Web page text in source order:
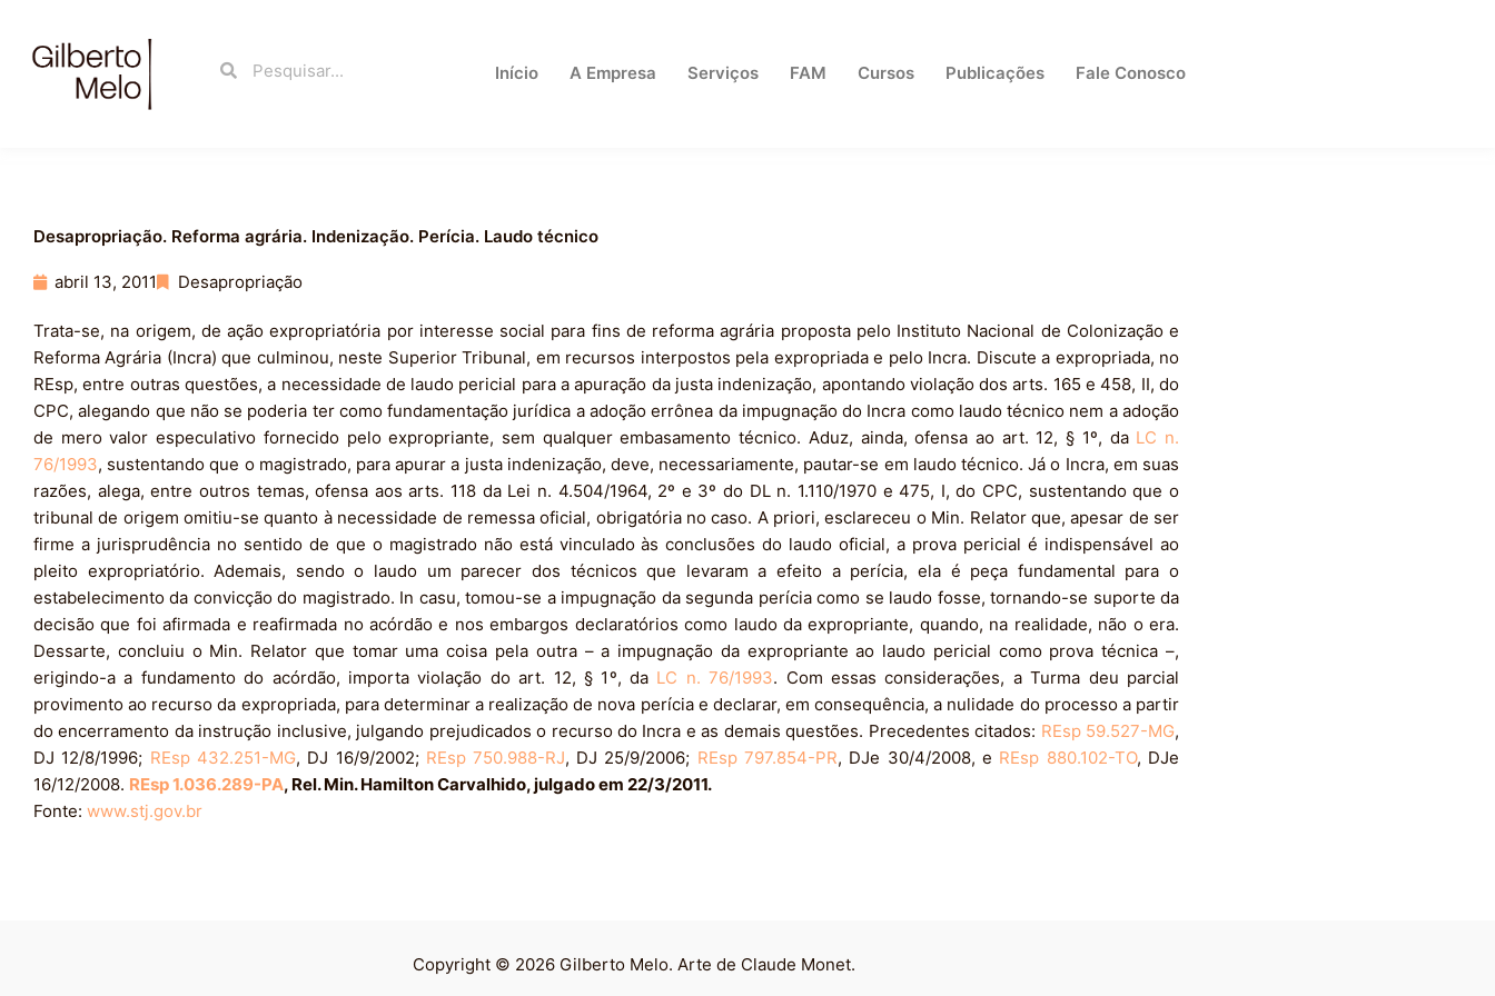
SearchSearch
Início A Empresa Serviços FAM Cursos Publicações Fale Conosco
Desapropriação. Reforma agrária. Indenização. Perícia. Laudo técnico
abril 13, 2011 Desapropriação
Trata-se, na origem, de ação expropriatória por interesse social para fins de reforma agrária proposta pelo Instituto Nacional de Colonização e
Reforma Agrária (Incra) que culminou, neste Superior Tribunal, em recursos interpostos pela expropriada e pelo Incra. Discute a expropriada, no
REsp, entre outras questões, a necessidade de laudo pericial para a apuração da justa indenização, apontando violação dos arts. 165 e 458, II, do
CPC, alegando que não se poderia ter como fundamentação jurídica a adoção errônea da impugnação do Incra como laudo técnico nem a adoção
de mero valor especulativo fornecido pelo expropriante, sem qualquer embasamento técnico. Aduz, ainda, ofensa ao art. 12, § 1º, da LC n.
76/1993, sustentando que o magistrado, para apurar a justa indenização, deve, necessariamente, pautar-se em laudo técnico. Já o Incra, em suas
razões, alega, entre outros temas, ofensa aos arts. 118 da Lei n. 4.504/1964, 2º e 3º do DL n. 1.110/1970 e 475, I, do CPC, sustentando que o
tribunal de origem omitiu-se quanto à necessidade de remessa oficial, obrigatória no caso. A priori, esclareceu o Min. Relator que, apesar de ser
firme a jurisprudência no sentido de que o magistrado não está vinculado às conclusões do laudo oficial, a prova pericial é indispensável ao
pleito expropriatório. Ademais, sendo o laudo um parecer dos técnicos que levaram a efeito a perícia, ela é peça fundamental para o
estabelecimento da convicção do magistrado. In casu, tomou-se a impugnação da segunda perícia como se laudo fosse, tornando-se suporte da
decisão que foi afirmada e reafirmada no acórdão e nos embargos declaratórios como laudo da expropriante, quando, na realidade, não o era.
Dessarte, concluiu o Min. Relator que tomar uma coisa pela outra – a impugnação da expropriante ao laudo pericial como prova técnica –,
erigindo-a a fundamento do acórdão, importa violação do art. 12, § 1º, da LC n. 76/1993. Com essas considerações, a Turma deu parcial
provimento ao recurso da expropriada, para determinar a realização de nova perícia e declarar, em consequência, a nulidade do processo a partir
do encerramento da instrução inclusive, julgando prejudicados o recurso do Incra e as demais questões. Precedentes citados: REsp 59.527-MG,
DJ 12/8/1996; REsp 432.251-MG, DJ 16/9/2002; REsp 750.988-RJ, DJ 25/9/2006; REsp 797.854-PR, DJe 30/4/2008, e REsp 880.102-TO, DJe
16/12/2008. REsp 1.036.289-PA, Rel. Min. Hamilton Carvalhido, julgado em 22/3/2011.
Fonte: www.stj.gov.br
Copyright © 2026 Gilberto Melo. Arte de Claude Monet.